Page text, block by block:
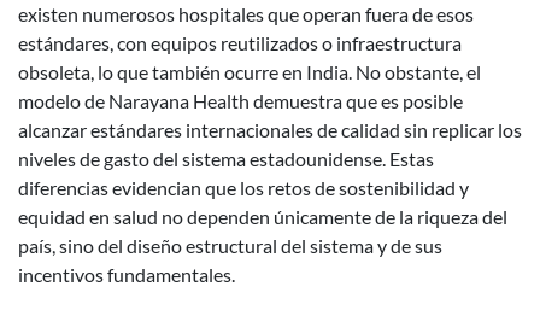
existen numerosos hospitales que operan fuera de esos
estándares, con equipos reutilizados o infraestructura
obsoleta, lo que también ocurre en India. No obstante, el
modelo de Narayana Health demuestra que es posible
alcanzar estándares internacionales de calidad sin replicar los
niveles de gasto del sistema estadounidense. Estas
diferencias evidencian que los retos de sostenibilidad y
equidad en salud no dependen únicamente de la riqueza del
país, sino del diseño estructural del sistema y de sus
incentivos fundamentales.